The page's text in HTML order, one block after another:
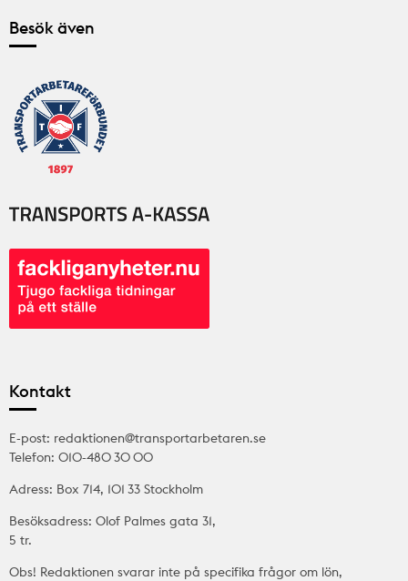
Besök även
Kontakt
E-post: redaktionen@transportarbetaren.se
Telefon: 010-480 30 00
Adress: Box 714, 101 33 Stockholm
Besöksadress: Olof Palmes gata 31,
5 tr.
Obs! Redaktionen svarar inte på specifika frågor om lön,